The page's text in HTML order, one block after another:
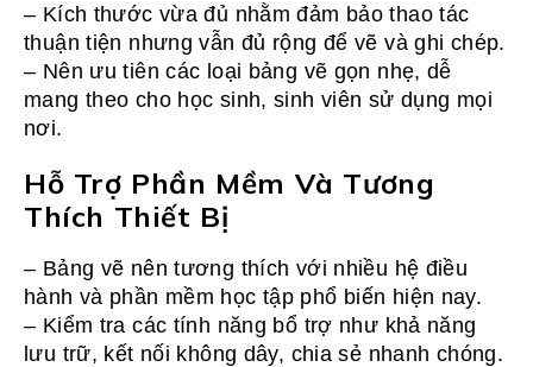
– Kích thước vừa đủ nhằm đảm bảo thao tác
thuận tiện nhưng vẫn đủ rộng để vẽ và ghi chép.
– Nên ưu tiên các loại bảng vẽ gọn nhẹ, dễ
mang theo cho học sinh, sinh viên sử dụng mọi
nơi.
Hỗ Trợ Phần Mềm Và Tương
Thích Thiết Bị
– Bảng vẽ nên tương thích với nhiều hệ điều
hành và phần mềm học tập phổ biến hiện nay.
– Kiểm tra các tính năng bổ trợ như khả năng
lưu trữ, kết nối không dây, chia sẻ nhanh chóng.